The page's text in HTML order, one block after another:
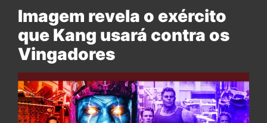
Imagem revela o exército
que Kang usará contra os
Vingadores